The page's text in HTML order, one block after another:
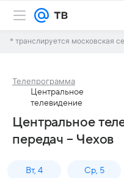
* транслируется московская
Телепрограмма
Центральное
телевидение
Центральное
передач – Чехов
Вт, 4 Ср, 5